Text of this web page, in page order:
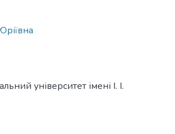
університет імені І. І.